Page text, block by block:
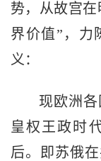
势，从故宫
界价值”，力
义：
现欧洲
皇权王政时
后。即苏俄